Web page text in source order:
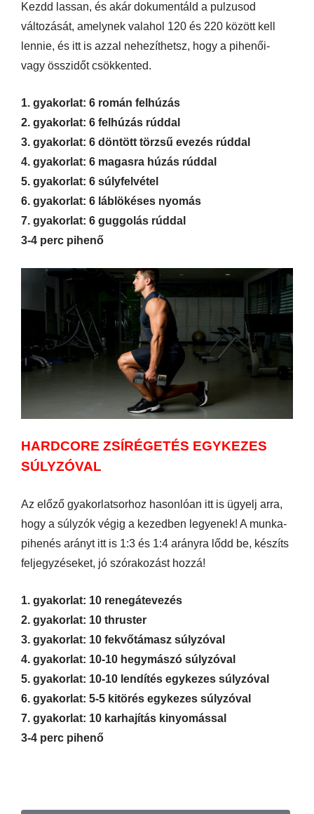
Kezdd lassan, és akár dokumentáld a pulzusod
változását, amelynek valahol 120 és 220 között kell
lennie, és itt is azzal nehezíthetsz, hogy a pihenői-
vagy összidőt csökkented.
1. gyakorlat: 6 román felhúzás
2. gyakorlat: 6 felhúzás rúddal
3. gyakorlat: 6 döntött törzsű evezés rúddal
4. gyakorlat: 6 magasra húzás rúddal
5. gyakorlat: 6 súlyfelvétel
6. gyakorlat: 6 láblökéses nyomás
7. gyakorlat: 6 guggolás rúddal
3-4 perc pihenő
HARDCORE ZSÍRÉGETÉS EGYKEZES
SÚLYZÓVAL
Az előző gyakorlatsorhoz hasonlóan itt is ügyelj arra,
hogy a súlyzók végig a kezedben legyenek! A munka-
pihenés arányt itt is 1:3 és 1:4 arányra lődd be, készíts
feljegyzéseket, jó szórakozást hozzá!
1. gyakorlat: 10 renegátevezés
2. gyakorlat: 10 thruster
3. gyakorlat: 10 fekvőtámasz súlyzóval
4. gyakorlat: 10-10 hegymászó súlyzóval
5. gyakorlat: 10-10 lendítés egykezes súlyzóval
6. gyakorlat: 5-5 kitörés egykezes súlyzóval
7. gyakorlat: 10 karhajítás kinyomással
3-4 perc pihenő